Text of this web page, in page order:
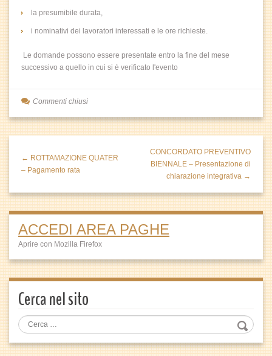
la presumibile durata,
i nominativi dei lavoratori interessati e le ore richieste.
Le domande possono essere presentate entro la fine del mese
successivo a quello in cui si è verificato l'evento
Commenti chiusi
← ROTTAMAZIONE QUATER
– Pagamento rata
CONCORDATO PREVENTIVO
BIENNALE – Presentazione di
chiarazione integrativa →
ACCEDI AREA PAGHE
Aprire con Mozilla Firefox
Cerca nel sito